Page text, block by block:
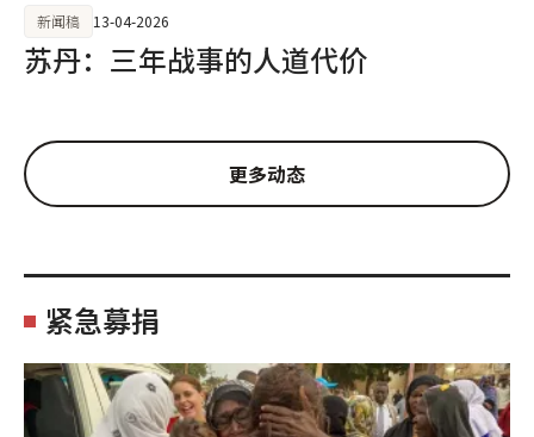
苏丹：三年战事的人道代价
新闻稿 13-04-2026
更多动态
紧急募捐